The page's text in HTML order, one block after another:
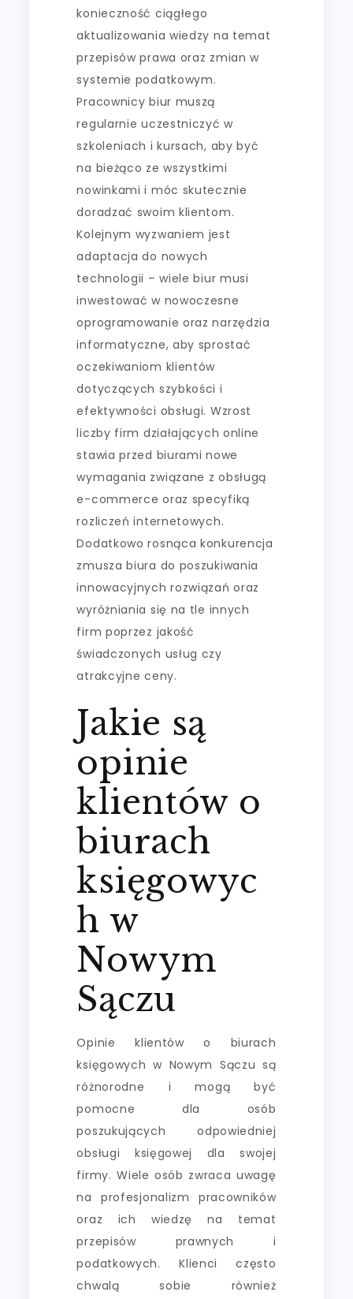
konieczność ciągłego
aktualizowania wiedzy na temat
przepisów prawa oraz zmian w
systemie podatkowym.
Pracownicy biur muszą
regularnie uczestniczyć w
szkoleniach i kursach, aby być
na bieżąco ze wszystkimi
nowinkami i móc skutecznie
doradzać swoim klientom.
Kolejnym wyzwaniem jest
adaptacja do nowych
technologii – wiele biur musi
inwestować w nowoczesne
oprogramowanie oraz narzędzia
informatyczne, aby sprostać
oczekiwaniom klientów
dotyczących szybkości i
efektywności obsługi. Wzrost
liczby firm działających online
stawia przed biurami nowe
wymagania związane z obsługą
e-commerce oraz specyfiką
rozliczeń internetowych.
Dodatkowo rosnąca konkurencja
zmusza biura do poszukiwania
innowacyjnych rozwiązań oraz
wyróżniania się na tle innych
firm poprzez jakość
świadczonych usług czy
atrakcyjne ceny.
Jakie są
opinie
klientów o
biurach
księgowyc
h w
Nowym
Sączu
Opinie klientów o biurach
księgowych w Nowym Sączu są
różnorodne i mogą być
pomocne dla osób
poszukujących odpowiedniej
obsługi księgowej dla swojej
firmy. Wiele osób zwraca uwagę
na profesjonalizm pracowników
oraz ich wiedzę na temat
przepisów prawnych i
podatkowych. Klienci często
chwalą sobie również